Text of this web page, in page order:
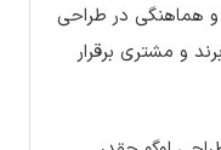
و هماهنگی در طراحی
و مشتری برقرار